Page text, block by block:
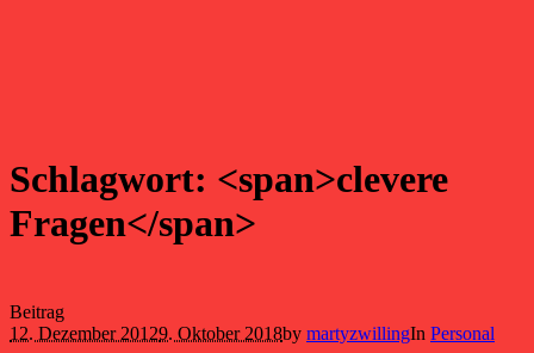
Schlagwort: <span>clevere
Fragen</span>
Beitrag
12. Dezember 20129. Oktober 2018by martyzwillingIn Personal